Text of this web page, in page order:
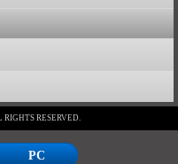
RESERVED.
PC